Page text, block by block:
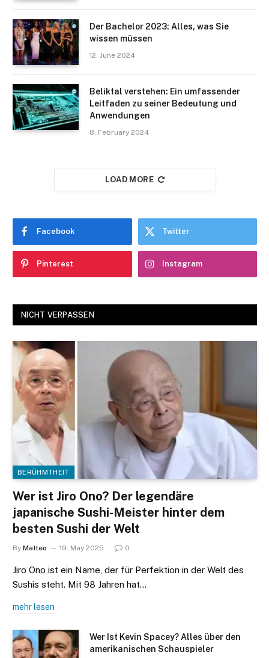
Der Bachelor 2023: Alles, was Sie
wissen müssen
12. June 2024
Beliktal verstehen: Ein umfassender
Leitfaden zu seiner Bedeutung und
Anwendungen
8. February 2024
LOAD MORE
Facebook Twitter
Pinterest Instagram
NICHT VERPASSEN
BERÜHMTHEIT
Wer ist Jiro Ono? Der legendäre
japanische Sushi-Meister hinter dem
besten Sushi der Welt
By Matteo 19. May 2025 0
Jiro Ono ist ein Name, der für Perfektion in der Welt des
Sushis steht. Mit 98 Jahren hat…
mehr lesen
Wer Ist Kevin Spacey? Alles über den
amerikanischen Schauspieler